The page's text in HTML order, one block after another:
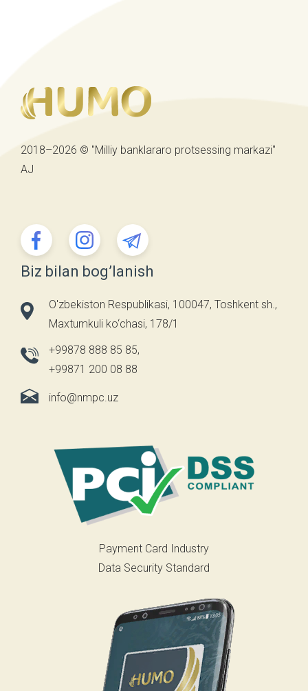
2018–2026 © "Milliy banklararo protsessing markazi"
AJ
Biz bilan bog’lanish
O'zbekiston Respublikasi, 100047, Toshkent sh.,
Maxtumkuli ko‘chasi, 178/1
+99878 888 85 85,
+99871 200 08 88
info@nmpc.uz
Payment Card Industry
Data Security Standard